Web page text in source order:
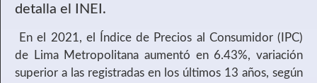
detalla el INEI.
En el 2021, el Índice de Precios al Consumidor (IPC)
de Lima Metropolitana aumentó en 6.43%, variación
superior a las registradas en los últimos 13 años, según